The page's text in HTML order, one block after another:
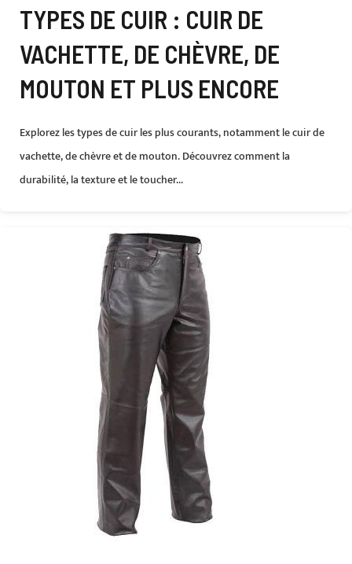
TYPES DE CUIR : CUIR DE
VACHETTE, DE CHÈVRE, DE
MOUTON ET PLUS ENCORE
Explorez les types de cuir les plus courants, notamment le cuir de
vachette, de chèvre et de mouton. Découvrez comment la
durabilité, la texture et le toucher...